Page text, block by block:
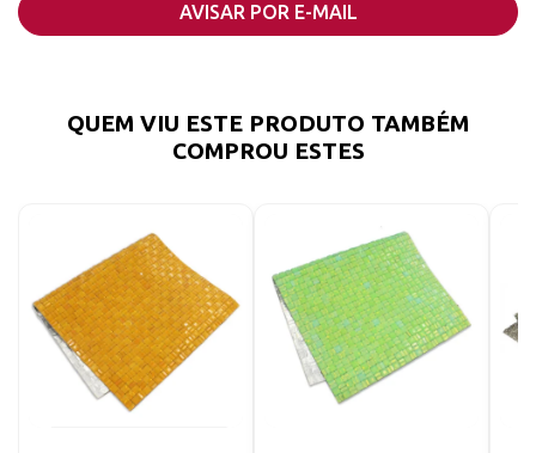
AVISAR POR E-MAIL
QUEM VIU ESTE PRODUTO TAMBÉM
COMPROU ESTES